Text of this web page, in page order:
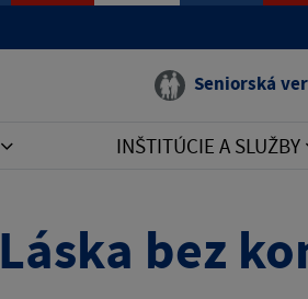
Seniorská
INŠTITÚCIE A SLUŽBY
Láska bez